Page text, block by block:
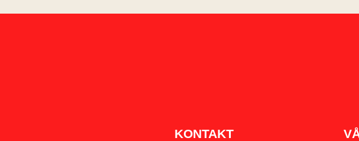
KONTAKT